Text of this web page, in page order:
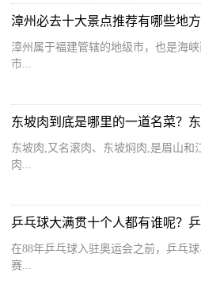
漳州属于福建管辖的地级市，也是海
市...
东坡肉,又名滚肉、东坡焖肉,是眉山和
肉...
在88年乒乓球入驻奥运会之前，乒乓
赛...